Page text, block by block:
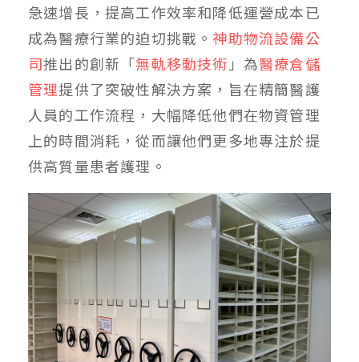
急速增長，提高工作效率和降低運營成本已
成為醫療行業的迫切挑戰。神助物流設備公
司推出的創新「無軌移動技術 」為醫療倉儲
管理提供了突破性解決方案，旨在精簡醫護
人員的工作流程，大幅降低他們在物資管理
上的時間消耗，從而讓他們更多地專注於提
供高質量患者護理。